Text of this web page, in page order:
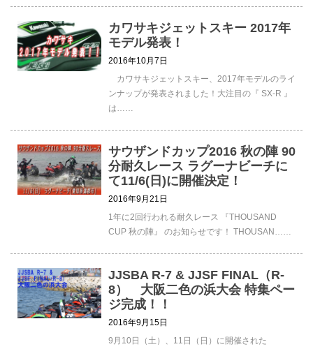
カワサキジェットスキー 2017年
モデル発表！
2016年10月7日
カワサキジェットスキー、2017年モデルのライ
ンナップが発表されました！大注目の『 SX-R 』
は……
サウザンドカップ2016 秋の陣 90
分耐久レース ラグーナビーチに
て11/6(日)に開催決定！
2016年9月21日
1年に2回行われる耐久レース 『THOUSAND
CUP 秋の陣』 のお知らせです！ THOUSAN……
JJSBA R-7 & JJSF FINAL（R-
8） 大阪二色の浜大会 特集ペー
ジ完成！！
2016年9月15日
9月10日（土）、11日（日）に開催された